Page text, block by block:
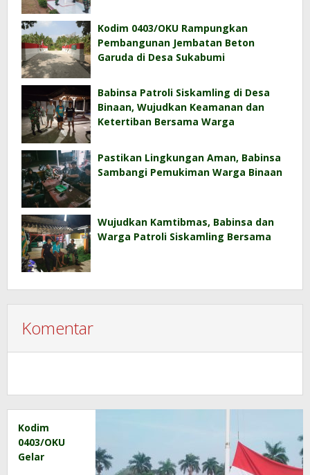
Kodim 0403/OKU Rampungkan
Pembangunan Jembatan Beton
Garuda di Desa Sukabumi
Babinsa Patroli Siskamling di Desa
Binaan, Wujudkan Keamanan dan
Ketertiban Bersama Warga
Pastikan Lingkungan Aman, Babinsa
Sambangi Pemukiman Warga Binaan
Wujudkan Kamtibmas, Babinsa dan
Warga Patroli Siskamling Bersama
Komentar
Kodim
0403/OKU
Gelar